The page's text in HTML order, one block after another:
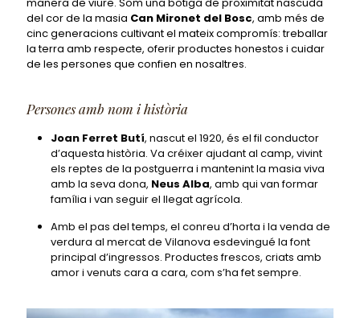
manera de viure. Som una botiga de proximitat nascuda
del cor de la masia Can Mironet del Bosc, amb més de
cinc generacions cultivant el mateix compromís: treballar
la terra amb respecte, oferir productes honestos i cuidar
de les persones que confien en nosaltres.
Persones amb nom i història
Joan Ferret Butí, nascut el 1920, és el fil conductor
d’aquesta història. Va créixer ajudant al camp, vivint
els reptes de la postguerra i mantenint la masia viva
amb la seva dona, Neus Alba, amb qui van formar
família i van seguir el llegat agrícola.
Amb el pas del temps, el conreu d’horta i la venda de
verdura al mercat de Vilanova esdevingué la font
principal d’ingressos. Productes frescos, criats amb
amor i venuts cara a cara, com s’ha fet sempre.